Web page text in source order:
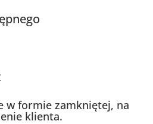
w formie zamkniętej, na
klienta.